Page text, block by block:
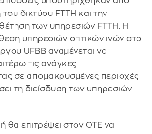
δικτύου FTTH και την
των υπηρεσιών FTTH. Η
υπηρεσιών οπτικών ινών στο
UFBB αναμένεται να
τις ανάγκες
σε απομακρυσμένες περιοχές
τη διείσδυση των υπηρεσιών
θα επιτρέψει στον ΟΤΕ να